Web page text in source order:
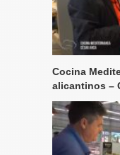
Cocina
alicantinos –